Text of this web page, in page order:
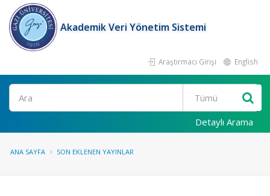
Akademik Veri Yönetim Sistemi
Araştırmacı Girişi English
Ara
Detaylı Arama
ANA SAYFA SON EKLENEN YAYINLAR